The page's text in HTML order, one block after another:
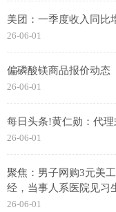
美团：一季度收入同比
26-06-01
偏磷酸镁商品报价动态
26-06-01
每日头条!黄仁勋：代
26-06-01
聚焦：男子网购3元美
经，当事人系医院见习
26-06-01